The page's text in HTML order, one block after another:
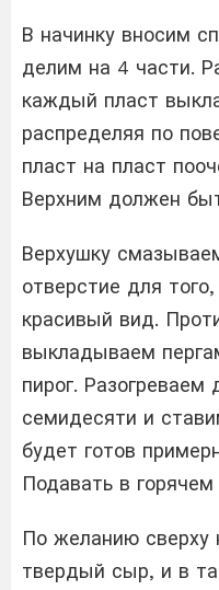
В начинку вносим
делим на 4 части.
каждый пласт
распределяя по
пласт на пласт
Верхним должен
Верхушку
отверстие для
красивый вид.
выкладываем
пирог. Разогреваем
семидесяти и
будет готов
Подавать в горячем
По желанию сверху
твердый сыр, и в